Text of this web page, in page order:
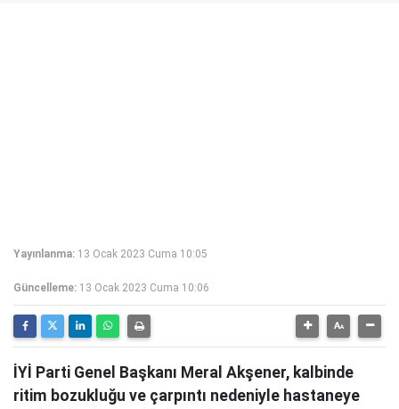
Yayınlanma: 13 Ocak 2023 Cuma 10:05
Güncelleme: 13 Ocak 2023 Cuma 10:06
İYİ Parti Genel Başkanı Meral Akşener, kalbinde
ritim bozukluğu ve çarpıntı nedeniyle hastaneye